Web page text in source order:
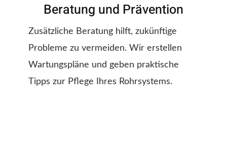
Beratung und Prävention
Zusätzliche Beratung hilft, zukünftige
Probleme zu vermeiden. Wir erstellen
Wartungspläne und geben praktische
Tipps zur Pflege Ihres Rohrsystems.